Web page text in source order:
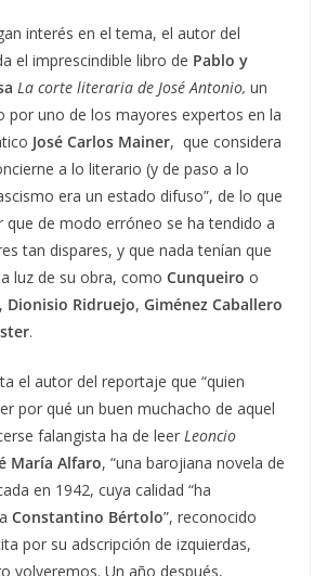
interés en el tema, el autor del
el imprescindible libro de Pablo y
La corte literaria de José Antonio, un
por uno de los mayores expertos en la
José Carlos Mainer, que considera
a lo literario (y de paso a lo
era un estado difuso”, de lo que
que de modo erróneo se ha tendido a
tan dispares, y que nada tenían que
luz de su obra, como Cunqueiro o
, Dionisio Ridruejo, Giménez Caballero
.
el autor del reportaje que “quien
por qué un buen muchacho de aquel
falangista ha de leer Leoncio
María Alfaro, “una barojiana novela de
en 1942, cuya calidad “ha
Constantino Bértolo”, reconocido
por su adscripción de izquierdas,
volveremos. Un año después,